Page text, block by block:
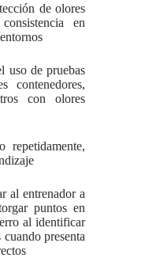
de olores
en
uso de pruebas
contenedores,
con olores
al entrenador a
puntos en
al identificar
presenta